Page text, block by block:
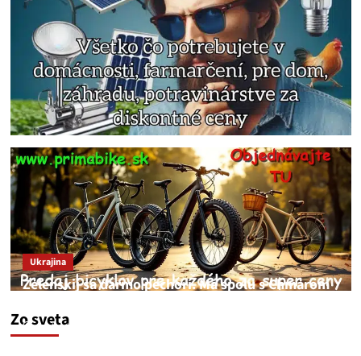
Zo sveta
Ukrajina
Zelenskij sa darmo pechorí. Má spolu s Chmarom
medvedar